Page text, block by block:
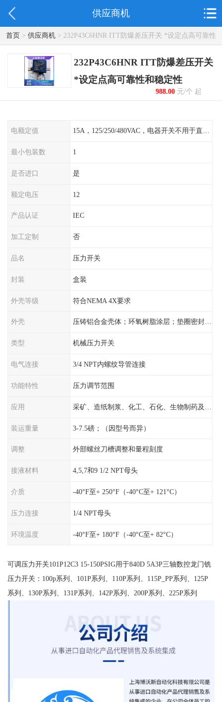
供应商机
首页> 供应商机> 232P43C6HNR ITT防爆差压开关 *设定点高可靠性
和稳定性
232P43C6HNR ITT防爆差压开关
*设定点高可靠性和稳定性
988.00元/个 起
电额定值
最小包装数 1
是否进口 是
额定电压 12
产品认证 IEC
加工定制 否
品名 压力开关
封装 盒装
外壳等级 符合NEMA 4X要求
外壳 压铸铝合金壳体；环氧树脂涂层；垫圈密封；卡紧螺丝
类型 机械压力开关
电气连接 3/4 NPT内螺纹导管连接
功能特性 压力调节范围
应用
装运重量 3-7.5磅；（因型号而异）
调整 外部螺丝刀槽调整和量程刻度
接液材料 4,5,7和9 1/2 NPT母头
介质 -40°F至+ 250°F（-40°C至+ 121°C）
压力连接 1/4 NPT母头
环境温度 -40°F至+ 180°F（-40°C至+ 82°C）
可调压力开关101P12C3 15-150PSIG用于840D 5A3P三轴数控龙门铣
压力开关：100p系列、101P系列、110P系列、115P_PP系列、125P
系列、130P系列、131P系列、142P系列、200P系列、225P系列